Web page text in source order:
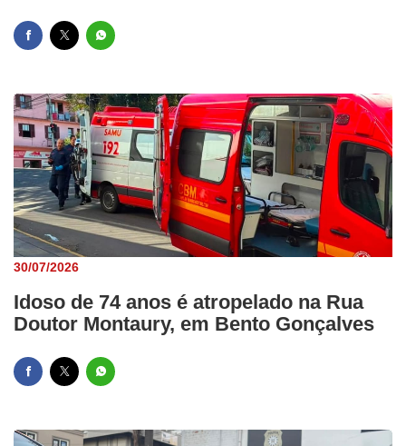
30/07/2026
Idoso de 74 anos é atropelado na Rua
Doutor Montaury, em Bento Gonçalves